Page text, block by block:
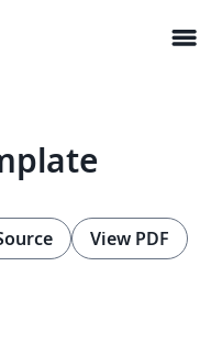
menu
View PDF